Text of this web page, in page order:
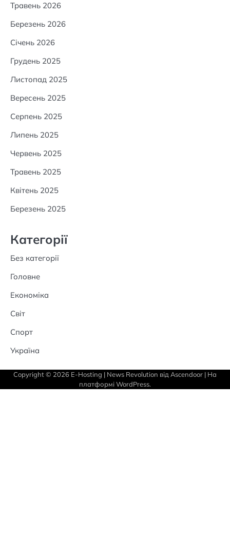
Травень 2026
Березень 2026
Січень 2026
Грудень 2025
Листопад 2025
Вересень 2025
Серпень 2025
Липень 2025
Червень 2025
Травень 2025
Квітень 2025
Березень 2025
Категорії
Без категорії
Головне
Економіка
Світ
Спорт
Україна
Copyright © 2026 E-Hosting | News Revolution від Ascendoor | На
платформіWordPress.